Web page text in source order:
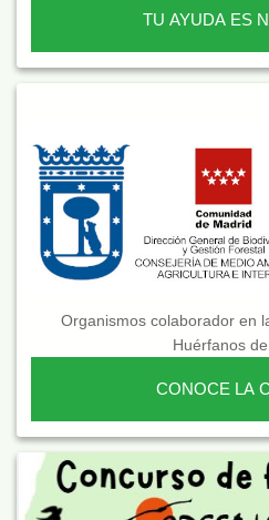
TU AYUDA ES
Organismos colaborador en
Huérfanos
CONOCE LA